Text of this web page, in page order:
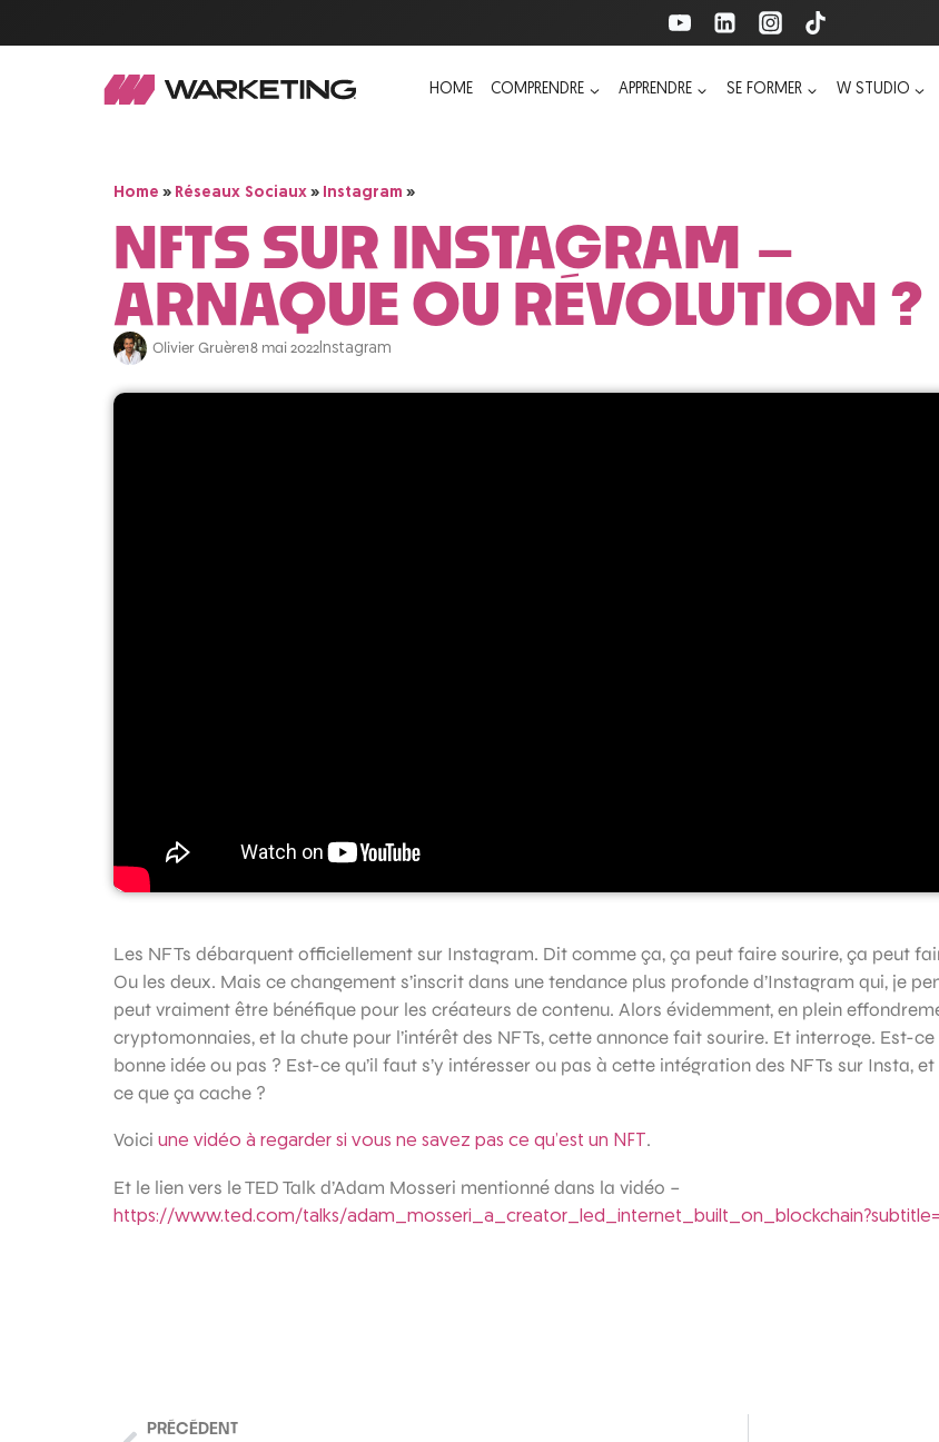
HOME COMPRENDRE APPRENDRE SE FORMER W STUDIO
Home » Réseaux Sociaux » Instagram »
NFTS SUR INSTAGRAM –
ARNAQUE OU RÉVOLUTION ?
Olivier Gruère18 mai 2022 Instagram
Les NFTs débarquent officiellement sur Instagram. Dit comme ça, ça peut faire sourire, ça peut
Ou les deux. Mais ce changement s’inscrit dans une tendance plus profonde d’Instagram qui, je
peut vraiment être bénéfique pour les créateurs de contenu. Alors évidemment, en plein
cryptomonnaies, et la chute pour l’intérêt des NFTs, cette annonce fait sourire. Et interroge. Est-ce
bonne idée ou pas ? Est-ce qu’il faut s’y intéresser ou pas à cette intégration des NFTs sur Insta, et
ce que ça cache ?
Voici une vidéo à regarder si vous ne savez pas ce qu’est un NFT.
Et le lien vers le TED Talk d’Adam Mosseri mentionné dans la vidéo –
https://www.ted.com/talks/
PRÉCÉDENT